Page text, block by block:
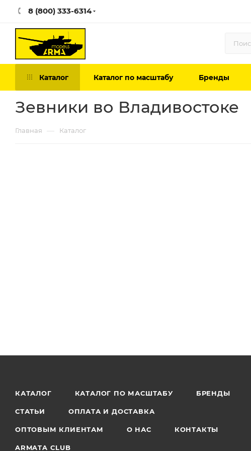
8 (800) 333-6314
Каталог Каталог по масштабу Бренды
Зевники во Владивостоке
Главная — Каталог
КАТАЛОГ КАТАЛОГ ПО МАСШТАБУ БРЕНДЫ
СТАТЬИ ОПЛАТА И ДОСТАВКА
ОПТОВЫМ КЛИЕНТАМ О НАС КОНТАКТЫ
ARMATA CLUB